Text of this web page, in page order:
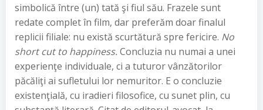
simbolică între (un) tată şi fiul său. Frazele sunt
redate complet în film, dar preferăm doar finalul
replicii filiale: nu există scurtătură spre fericire. No
short cut to happiness. Concluzia nu numai a unei
experienţe individuale, ci a tuturor vânzătorilor
păcăliţi ai sufletului lor nemuritor. E o concluzie
existenţială, cu iradieri filosofice, cu sunet plin, cu